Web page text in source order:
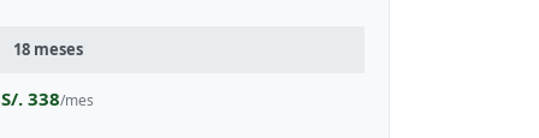
18 meses
S/. 338/mes